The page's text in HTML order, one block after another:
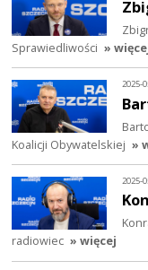
Sprawiedliwości »
2025-
Koalicji Obywatelskiej »
2025-
radiowiec » więcej